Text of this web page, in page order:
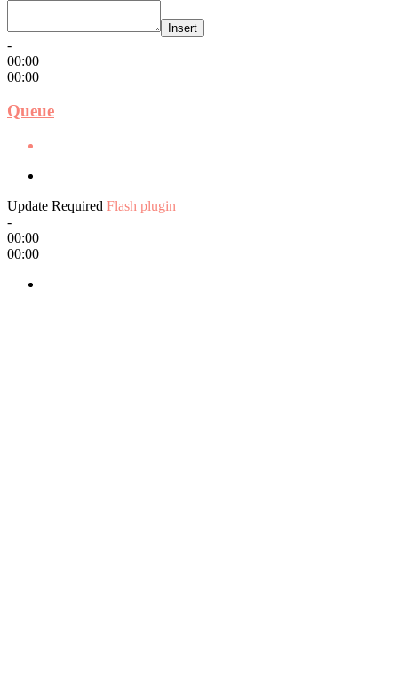
Insert
-
00:00
00:00
Queue
Update Required Flash plugin
-
00:00
00:00